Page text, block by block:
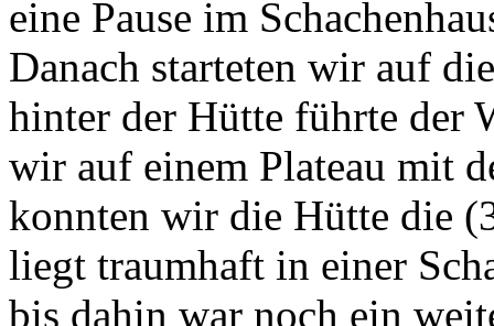
eine Pause im
Danach starteten wir auf
hinter der Hütte führte der
wir auf einem Plateau mit
konnten wir die Hütte die
liegt traumhaft in einer
bis dahin war noch ein